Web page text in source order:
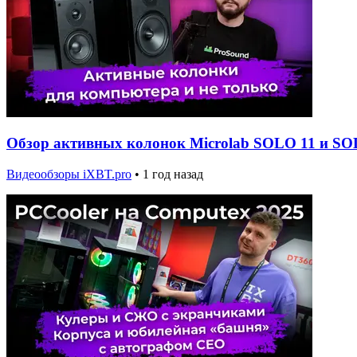
Обзор активных колонок Microlab SOLO 11 и
Видеообзоры iXBT.pro • 1 год назад